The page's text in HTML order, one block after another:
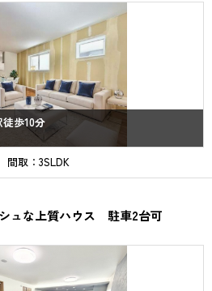
歩10分
間取：3SLDK
ュな上質ハウス 駐車2台可